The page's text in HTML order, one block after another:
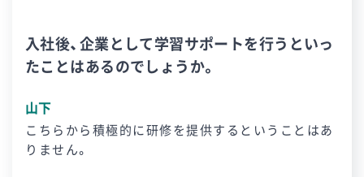
入社後、企業として学習サポートを行うといっ
たことはあるのでしょうか。
山下
こちらから積極的に研修を提供するということはあ
りません。